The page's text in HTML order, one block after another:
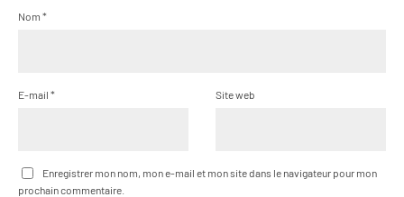
Nom *
E-mail * Site web
Enregistrer mon nom, mon e-mail et mon site dans le navigateur pour mon
prochain commentaire.